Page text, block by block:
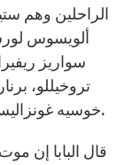
الراحلين وهم
ألويسوس
سواريز
تروخيللو،
خوسيه غونزاليس زوماراغا، سائلا الله لهم الراحة الأبدية.
قال البابا إن